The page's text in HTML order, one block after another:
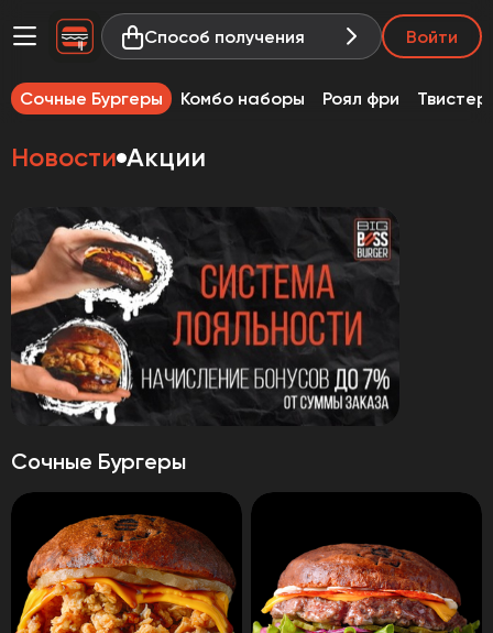
Способ получения Войти
Сочные Бургеры Комбо наборы Роял фри
Новости Акции
Сочные Бургеры